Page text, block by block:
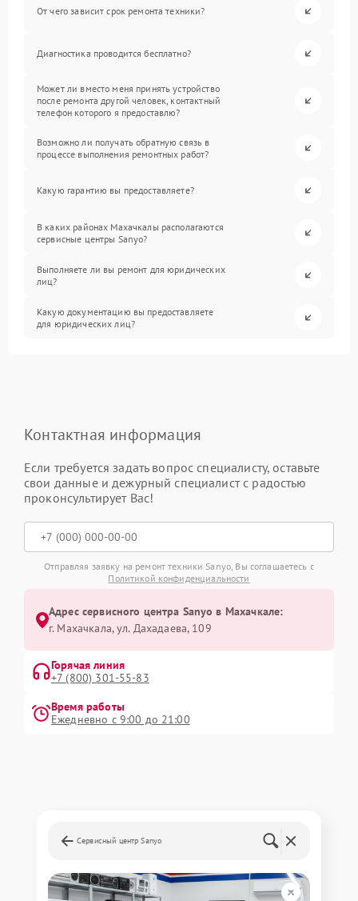
От чего зависит срок ремонта техники?
Диагностика проводится бесплатно?
Может ли вместо меня принять устройство
после ремонта другой человек, контактный
телефон которого я предоставлю?
Возможно ли получать обратную связь в
процессе выполнения ремонтных работ?
Какую гарантию вы предоставляете?
В каких районах Махачкалы располагаются
сервисные центры Sanyo?
Выполняете ли вы ремонт для юридических
лиц?
Какую документацию вы предоставляете
для юридических лиц?
Контактная информация
Если требуется задать вопрос специалисту, оставьте
свои данные и дежурный специалист с радостью
проконсультирует Вас!
Отправляя заявку на ремонт техники Sanyo, Вы соглашаетесь с
Политикой конфиденциальности
Адрес сервисного центра Sanyo в Махачкале:
г. Махачкала, ул. Дахадаева, 109
Горячая линия
+7 (800) 301-55-83
Время работы
Ежедневно с 9:00 до 21:00
Сервисный центр Sanyo